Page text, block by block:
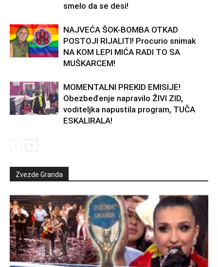
smelo da se desi!
NAJVEĆA ŠOK-BOMBA OTKAD
POSTOJI RIJALITI! Procurio snimak
NA KOM LEPI MIĆA RADI TO SA
MUŠKARCEM!
MOMENTALNI PREKID EMISIJE!
Obezbeđenje napravilo ŽIVI ZID,
voditeljka napustila program, TUČA
ESKALIRALA!
Zvezde Granda